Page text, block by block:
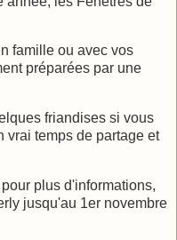
famille ou avec vos
préparées par une
friandises si vous
vrai temps de partage et
plus d'informations,
jusqu'au 1er novembre